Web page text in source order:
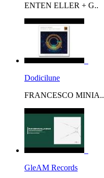
ENTEN ELLER + G..
Dodicilune
FRANCESCO MINIA..
GleAM Records